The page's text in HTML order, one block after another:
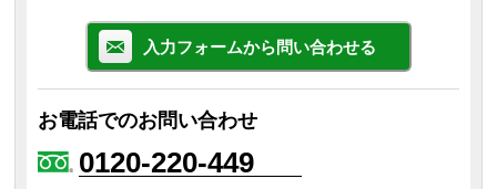
入力フォームから問い合わせる
お電話でのお問い合わせ
0120-220-449